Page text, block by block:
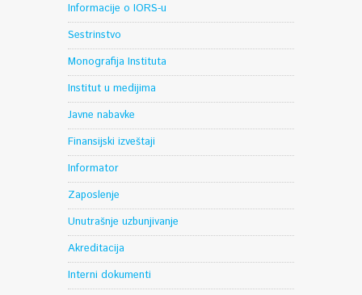
Informacije o IORS-u
Sestrinstvo
Monografija Instituta
Institut u medijima
Javne nabavke
Finansijski izveštaji
Informator
Zaposlenje
Unutrašnje uzbunjivanje
Akreditacija
Interni dokumenti